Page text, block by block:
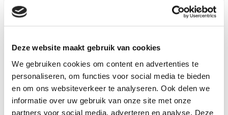
Deze website maakt gebruik van cookies
We gebruiken cookies om content en advertenties te
personaliseren, om functies voor social media te bieden
en om ons websiteverkeer te analyseren. Ook delen we
informatie over uw gebruik van onze site met onze
partners voor social media, adverteren en analyse. Deze
Ondersteunen bij het bestellen van
hulpmiddelen (papagaai, anti
Ondersteunen bij financien en uw
Begeleiden bij het onderhouden van
sociale contacten
Deze hulp is afhankelijk van uw
zelfredzaamheid en de hulp die u graag